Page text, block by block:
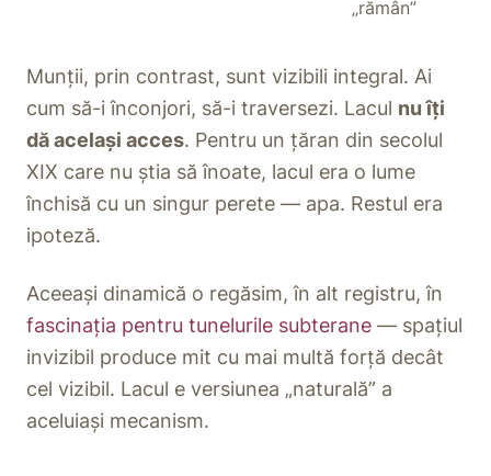
„rămân”
Munții, prin contrast, sunt vizibili integral. Ai
cum să-i înconjori, să-i traversezi. Lacul nu îți
dă același acces. Pentru un țăran din secolul
XIX care nu știa să înoate, lacul era o lume
închisă cu un singur perete — apa. Restul era
ipoteză.
Aceeași dinamică o regăsim, în alt registru, în
fascinația pentru tunelurile subterane — spațiul
invizibil produce mit cu mai multă forță decât
cel vizibil. Lacul e versiunea „naturală” a
aceluiași mecanism.